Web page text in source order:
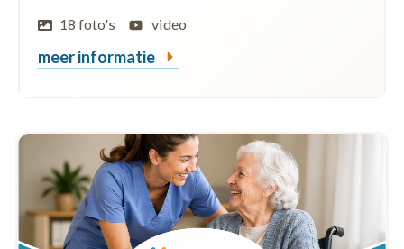
18 foto's
video
meer informatie